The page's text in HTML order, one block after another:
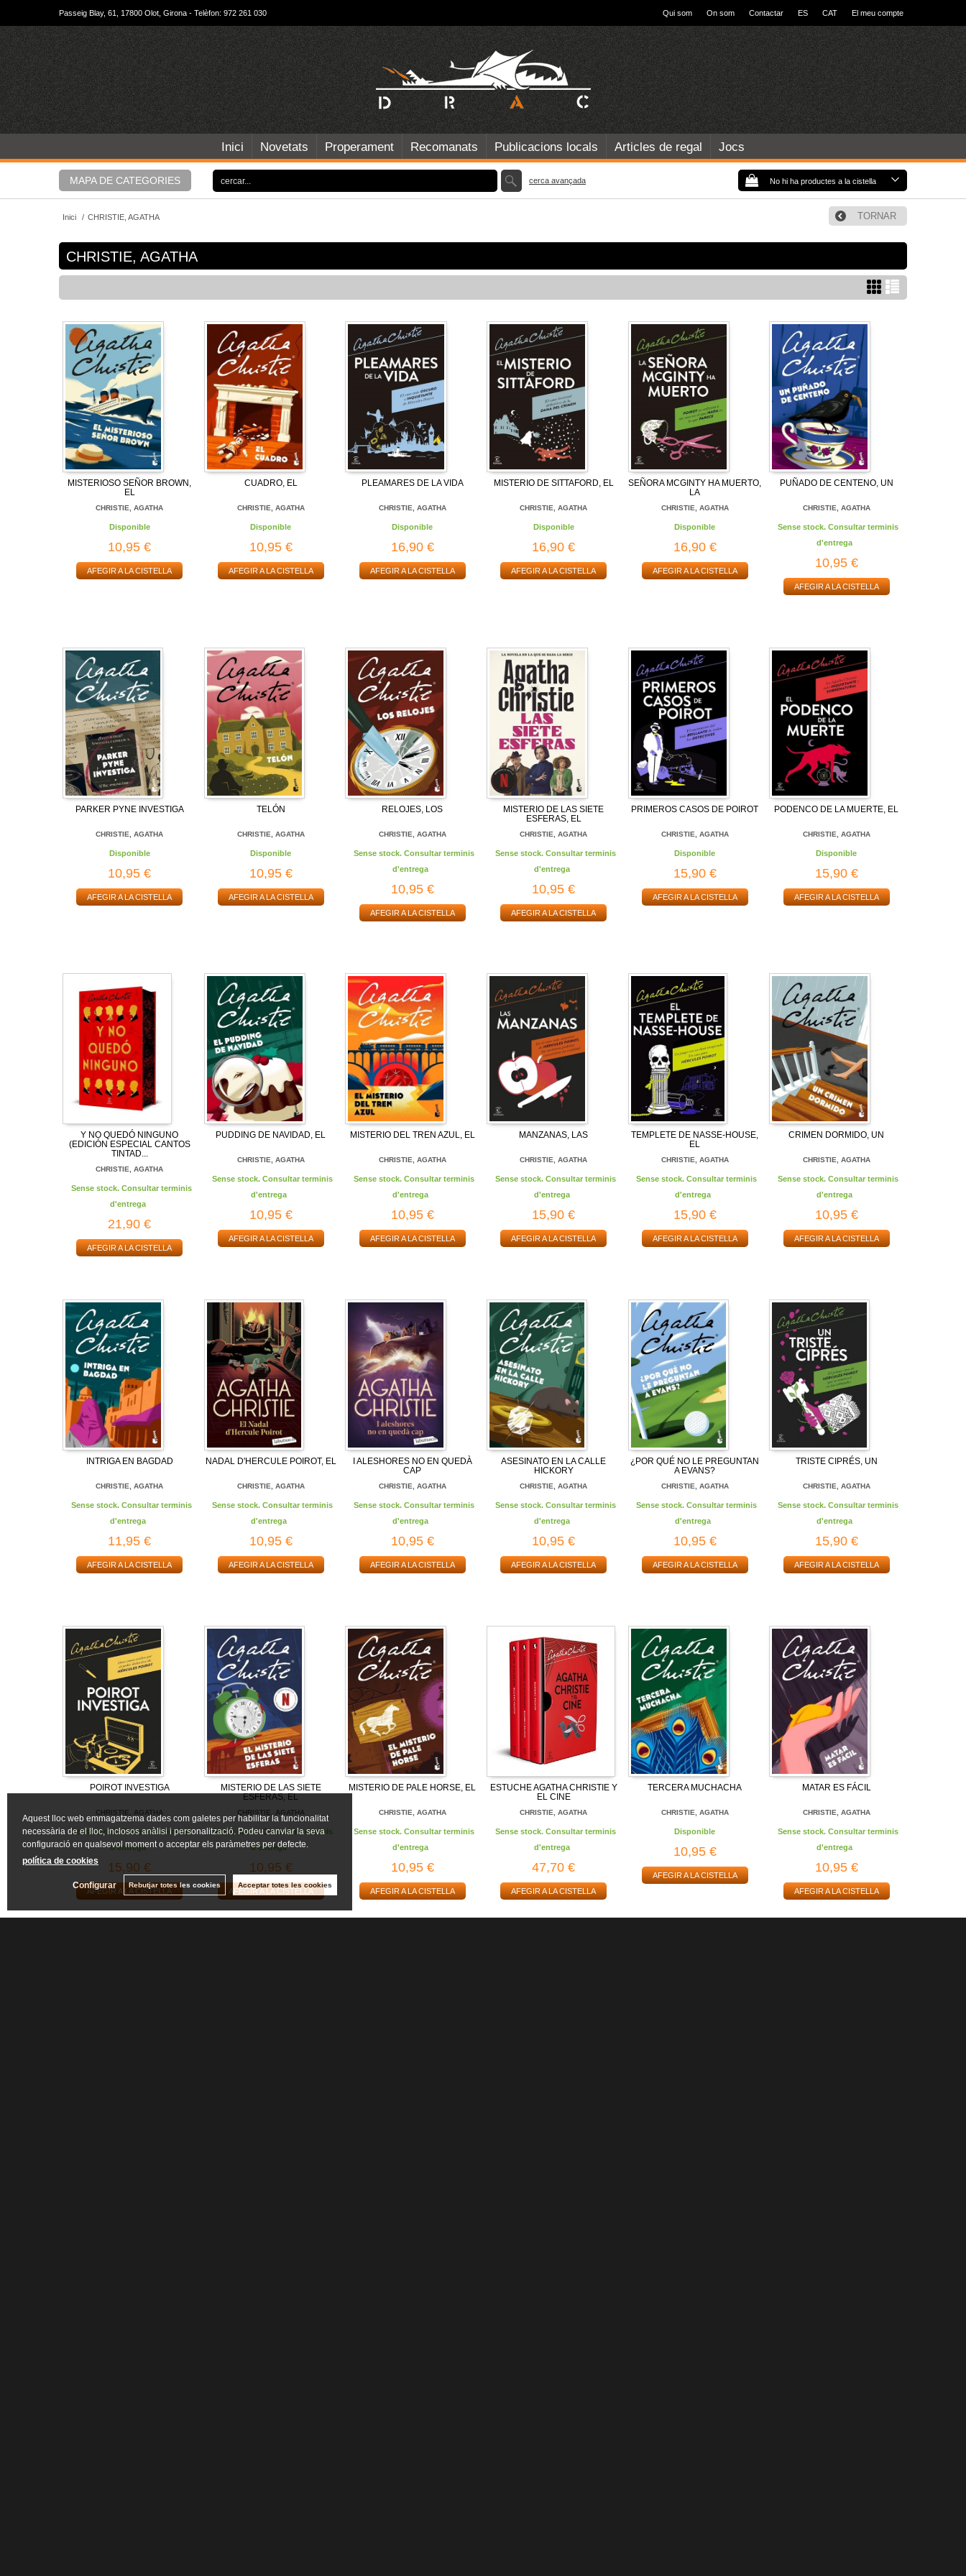
Passeig Blay, 61, 17800 Olot, Girona - Telèfon: 972 261 030 Qui som On som Contactar ES CAT El meu compte
Inici Novetats Properament Recomanats Publicacions locals Articles de regal Jocs
MAPA DE CATEGORIES No hi ha productes a la cistella
cerca avançada
Inici / CHRISTIE, AGATHA TORNAR
CHRISTIE, AGATHA
MISTERIOSO SEÑOR BROWN,
EL
CHRISTIE, AGATHA
Disponible
10,95 €
AFEGIR A LA CISTELLA
CUADRO, EL
CHRISTIE, AGATHA
Disponible
10,95 €
AFEGIR A LA CISTELLA
PLEAMARES DE LA VIDA
CHRISTIE, AGATHA
Disponible
16,90 €
AFEGIR A LA CISTELLA
MISTERIO DE SITTAFORD, EL
CHRISTIE, AGATHA
Disponible
16,90 €
AFEGIR A LA CISTELLA
SEÑORA MCGINTY HA MUERTO,
LA
CHRISTIE, AGATHA
Disponible
16,90 €
AFEGIR A LA CISTELLA
PUÑADO DE CENTENO, UN
CHRISTIE, AGATHA
Sense stock. Consultar terminis
d'entrega
10,95 €
AFEGIR A LA CISTELLA
PARKER PYNE INVESTIGA
CHRISTIE, AGATHA
Disponible
10,95 €
AFEGIR A LA CISTELLA
TELÓN
CHRISTIE, AGATHA
Disponible
10,95 €
AFEGIR A LA CISTELLA
RELOJES, LOS
CHRISTIE, AGATHA
Sense stock. Consultar terminis
d'entrega
10,95 €
AFEGIR A LA CISTELLA
MISTERIO DE LAS SIETE
ESFERAS, EL
CHRISTIE, AGATHA
Sense stock. Consultar terminis
d'entrega
10,95 €
AFEGIR A LA CISTELLA
PRIMEROS CASOS DE POIROT
CHRISTIE, AGATHA
Disponible
15,90 €
AFEGIR A LA CISTELLA
PODENCO DE LA MUERTE, EL
CHRISTIE, AGATHA
Disponible
15,90 €
AFEGIR A LA CISTELLA
Y NO QUEDÓ NINGUNO
(EDICIÓN ESPECIAL CANTOS
TINTAD...
CHRISTIE, AGATHA
Sense stock. Consultar terminis
d'entrega
21,90 €
AFEGIR A LA CISTELLA
PUDDING DE NAVIDAD, EL
CHRISTIE, AGATHA
Sense stock. Consultar terminis
d'entrega
10,95 €
AFEGIR A LA CISTELLA
MISTERIO DEL TREN AZUL, EL
CHRISTIE, AGATHA
Sense stock. Consultar terminis
d'entrega
10,95 €
AFEGIR A LA CISTELLA
MANZANAS, LAS
CHRISTIE, AGATHA
Sense stock. Consultar terminis
d'entrega
15,90 €
AFEGIR A LA CISTELLA
TEMPLETE DE NASSE-HOUSE,
EL
CHRISTIE, AGATHA
Sense stock. Consultar terminis
d'entrega
15,90 €
AFEGIR A LA CISTELLA
CRIMEN DORMIDO, UN
CHRISTIE, AGATHA
Sense stock. Consultar terminis
d'entrega
10,95 €
AFEGIR A LA CISTELLA
INTRIGA EN BAGDAD
CHRISTIE, AGATHA
Sense stock. Consultar terminis
d'entrega
11,95 €
AFEGIR A LA CISTELLA
NADAL D'HERCULE POIROT, EL
CHRISTIE, AGATHA
Sense stock. Consultar terminis
d'entrega
10,95 €
AFEGIR A LA CISTELLA
I ALESHORES NO EN QUEDÀ
CAP
CHRISTIE, AGATHA
Sense stock. Consultar terminis
d'entrega
10,95 €
AFEGIR A LA CISTELLA
ASESINATO EN LA CALLE
HICKORY
CHRISTIE, AGATHA
Sense stock. Consultar terminis
d'entrega
10,95 €
AFEGIR A LA CISTELLA
¿POR QUÉ NO LE PREGUNTAN
A EVANS?
CHRISTIE, AGATHA
Sense stock. Consultar terminis
d'entrega
10,95 €
AFEGIR A LA CISTELLA
TRISTE CIPRÉS, UN
CHRISTIE, AGATHA
Sense stock. Consultar terminis
d'entrega
15,90 €
AFEGIR A LA CISTELLA
POIROT INVESTIGA
CHRISTIE, AGATHA
Sense stock. Consultar terminis
d'entrega
15,90 €
AFEGIR A LA CISTELLA
MISTERIO DE LAS SIETE
ESFERAS, EL
CHRISTIE, AGATHA
Sense stock. Consultar terminis
d'entrega
10,95 €
AFEGIR A LA CISTELLA
MISTERIO DE PALE HORSE, EL
CHRISTIE, AGATHA
Sense stock. Consultar terminis
d'entrega
10,95 €
AFEGIR A LA CISTELLA
ESTUCHE AGATHA CHRISTIE Y
EL CINE
CHRISTIE, AGATHA
Sense stock. Consultar terminis
d'entrega
47,70 €
AFEGIR A LA CISTELLA
TERCERA MUCHACHA
CHRISTIE, AGATHA
Disponible
10,95 €
AFEGIR A LA CISTELLA
MATAR ES FÁCIL
CHRISTIE, AGATHA
Sense stock. Consultar terminis
d'entrega
10,95 €
AFEGIR A LA CISTELLA
Aquest lloc web emmagatzema dades com galetes per habilitar la funcionalitat
necessària de el lloc, inclosos anàlisi i personalització. Podeu canviar la seva
configuració en qualsevol moment o acceptar els paràmetres per defecte.
política de cookies
Configurar Rebutjar totes les cookies Acceptar totes les cookies